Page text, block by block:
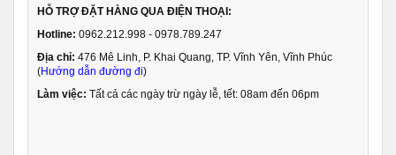
HỖ TRỢ ĐẶT HÀNG QUA ĐIỆN THOẠI:
Hotline: 0962.212.998 - 0978.789.247
Địa chỉ: 476 Mê Linh, P. Khai Quang, TP. Vĩnh Yên, Vĩnh Phúc
(Hướng dẫn đường đi)
Làm việc: Tất cả các ngày trừ ngày lễ, tết: 08am đến 06pm